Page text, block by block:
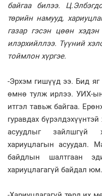
байгаа билээ.
төрийн намууд,
газар гэсэн цөөн
илэрхийллээ. Түүний
тоймлон хүргэе.
-Эрхэм гишүүд ээ. Бид яг
өмнө тулж ирлээ. УИХ-
итгэл тавьж байгаа.
гуравдах
асуудлыг зайлшгүй
хариуцлагын асуудал.
байдлын шалтгаан
хариуцлагагүй байдал юм.